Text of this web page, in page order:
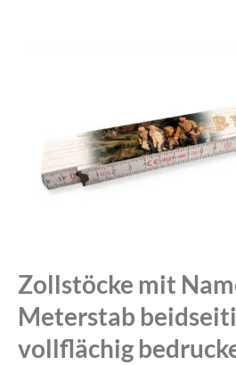
Zollstöcke mit
Meterstab
vollflächig